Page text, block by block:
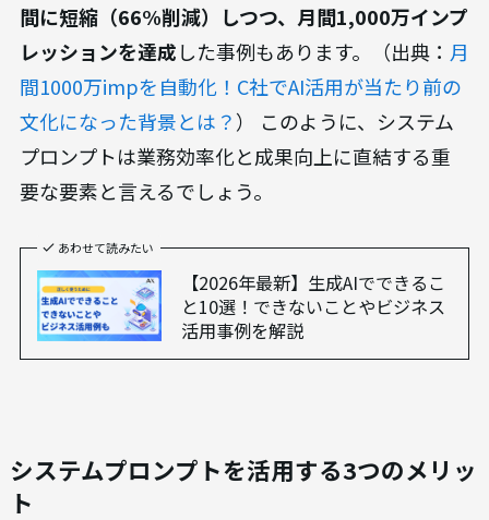
間に短縮（66%削減）しつつ、月間1,000万インプ
レッションを達成した事例もあります。（出典： 月
間1000万impを自動化！C社でAI活用が当たり前の
文化になった背景とは？） このように、システム
プロンプトは業務効率化と成果向上に直結する重
要な要素と言えるでしょう。
あわせて読みたい
【2026年最新】生成AIでできるこ
と10選！できないことやビジネス
活用事例を解説
システムプロンプトを活用する3つのメリッ
ト